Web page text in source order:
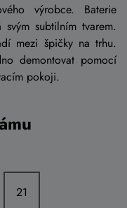
výrobce. Baterie
subtilním tvarem.
mezi špičky na trhu.
demontovat pomocí
pokoji.
21